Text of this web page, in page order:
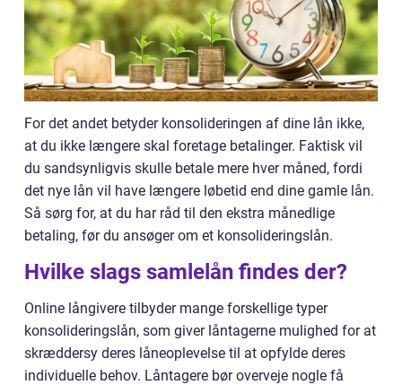
For det andet betyder konsolideringen af dine lån ikke,
at du ikke længere skal foretage betalinger. Faktisk vil
du sandsynligvis skulle betale mere hver måned, fordi
det nye lån vil have længere løbetid end dine gamle lån.
Så sørg for, at du har råd til den ekstra månedlige
betaling, før du ansøger om et konsolideringslån.
Hvilke slags samlelån findes der?
Online långivere tilbyder mange forskellige typer
konsolideringslån, som giver låntagerne mulighed for at
skræddersy deres låneoplevelse til at opfylde deres
individuelle behov. Låntagere bør overveje nogle få